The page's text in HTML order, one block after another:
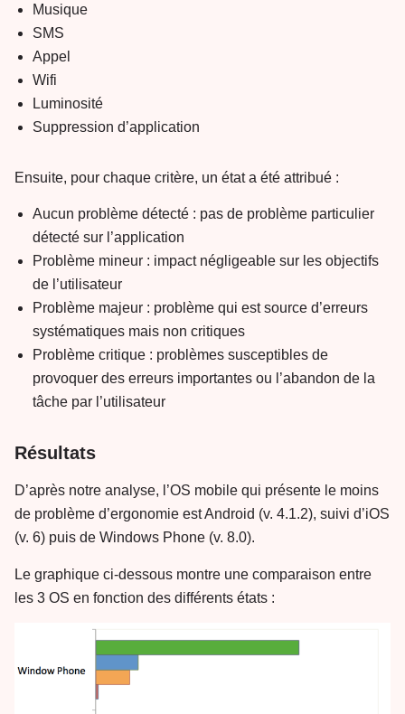
Musique
SMS
Appel
Wifi
Luminosité
Suppression d’application
Ensuite, pour chaque critère, un état a été attribué :
Aucun problème détecté : pas de problème particulier
détecté sur l’application
Problème mineur : impact négligeable sur les objectifs
de l’utilisateur
Problème majeur : problème qui est source d’erreurs
systématiques mais non critiques
Problème critique : problèmes susceptibles de
provoquer des erreurs importantes ou l’abandon de la
tâche par l’utilisateur
Résultats
D’après notre analyse, l’OS mobile qui présente le moins
de problème d’ergonomie est Android (v. 4.1.2), suivi d’iOS
(v. 6) puis de Windows Phone (v. 8.0).
Le graphique ci-dessous montre une comparaison entre
les 3 OS en fonction des différents états :